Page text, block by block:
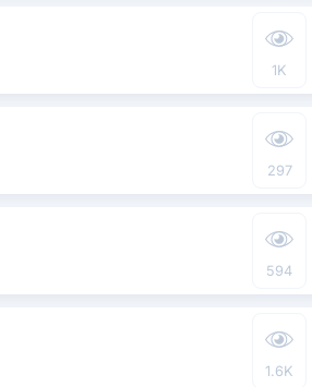
1K
297
594
1.6K